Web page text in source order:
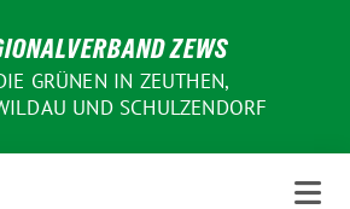
ZEWS
GRÜNEN IN ZEUTHEN,
UND SCHULZENDORF